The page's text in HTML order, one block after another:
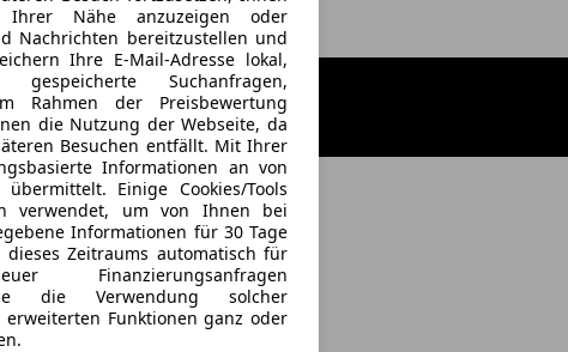
Ihrer Nähe anzuzeigen oder
Nachrichten bereitzustellen und
Ihre E-Mail-Adresse lokal,
Suchanfragen,
Rahmen der Preisbewertung
die Nutzung der Webseite, da
Besuchen entfällt. Mit Ihrer
Informationen an von
Einige Cookies/Tools
verwendet, um von Ihnen bei
Informationen für 30 Tage
Zeitraums automatisch für
die Verwendung solcher
erweiterten Funktionen ganz oder